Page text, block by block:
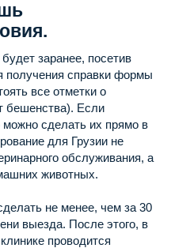
заранее, посетив
получения справки формы
все отметки о
бешенства). Если
можно сделать их прямо в
для Грузии не
обслуживания, а
животных.
не менее, чем за 30
выезда. После этого, в
проводится